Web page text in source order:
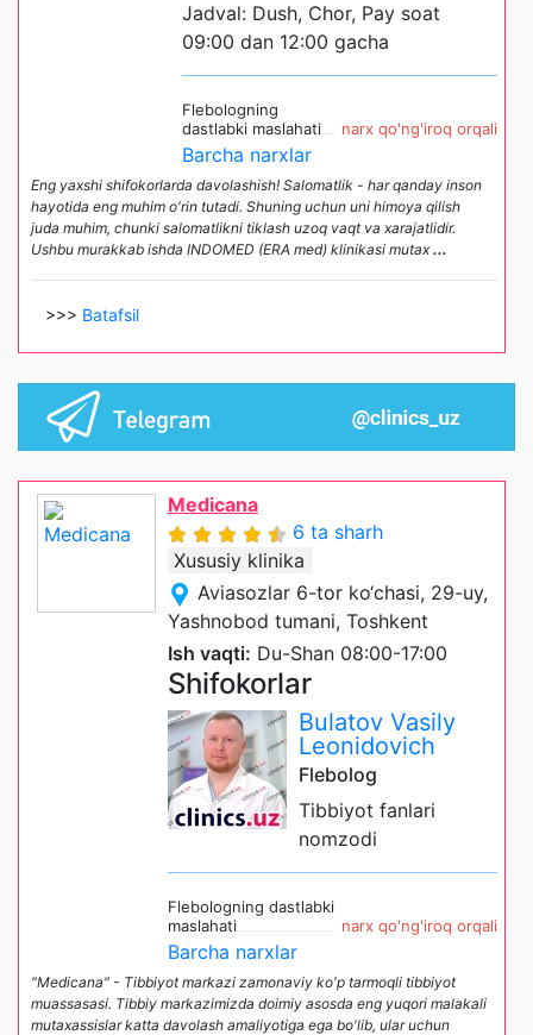
Jadval: Dush, Chor, Pay soat
09:00 dan 12:00 gacha
Flebologning
dastlabki maslahati
narx qo'ng'iroq orqali
Barcha narxlar
Eng yaxshi shifokorlarda davolashish! Salomatlik - har qanday inson
hayotida eng muhim o'rin tutadi. Shuning uchun uni himoya qilish
juda muhim, chunki salomatlikni tiklash uzoq vaqt va xarajatlidir.
Ushbu murakkab ishda INDOMED (ERA med) klinikasi mutax...
>>> Batafsil
Medicana
6 ta sharh
Xususiy klinika
Aviasozlar 6-tor ko‘chasi, 29-uy,
Yashnobod tumani, Toshkent
Ish vaqti: Du-Shan 08:00-17:00
Shifokorlar
Bulatov Vasily
Leonidovich
Flebolog
Tibbiyot fanlari
nomzodi
Flebologning dastlabki
maslahati
narx qo'ng'iroq orqali
Barcha narxlar
"Medicana" - Tibbiyot markazi zamonaviy ko'p tarmoqli tibbiyot
muassasasi. Tibbiy markazimizda doimiy asosda eng yuqori malakali
mutaxassislar katta davolash amaliyotiga ega bo'lib, ular uchun